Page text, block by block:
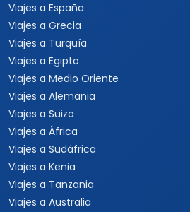
Viajes a España
Viajes a Grecia
Viajes a Turquía
Viajes a Egipto
Viajes a Medio Oriente
Viajes a Alemania
Viajes a Suiza
Viajes a África
Viajes a Sudáfrica
Viajes a Kenia
Viajes a Tanzania
Viajes a Australia